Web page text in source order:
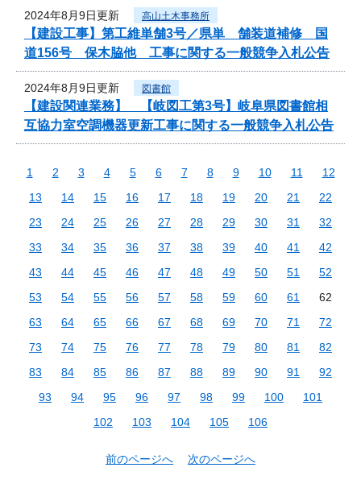
2024年8月9日更新 高山土木事務所
【建設工事】第工維単舗3号／県単 舗装道補修 国
道156号 保木脇他 工事に関する一般競争入札公告
2024年8月9日更新 図書館
【建設関連業務】 【岐図工第3号】岐阜県図書館相
互協力室空調機器更新工事に関する一般競争入札公告
1 2 3 4 5 6 7 8 9 10 11
12
13
14 15 16 17 18 19 20 21
22
23
24 25 26 27 28 29 30 31
32
33
34 35 36 37 38 39 40 41
42
43
44 45 46 47 48 49 50 51
52
53
54 55 56 57 58 59 60 61
62
63
64 65 66 67 68 69 70 71
72
73
74 75 76 77 78 79 80 81
82
83
84 85 86 87 88 89 90 91
92
93
94 95 96 97 98 99 100
101
102
103 104 105 106
前のページへ 次のページへ